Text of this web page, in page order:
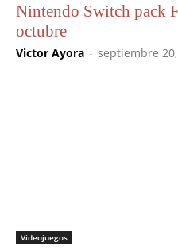
Nintendo Switch pack
octubre
Victor Ayora - septiembre
Videojuegos